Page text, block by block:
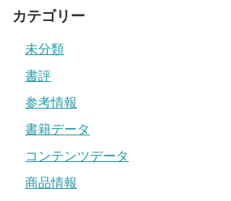
カテゴリー
未分類
書評
参考情報
書籍データ
コンテンツデータ
商品情報